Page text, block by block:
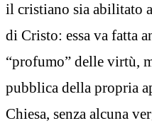
il cristiano sia abilitato
di Cristo: essa va fatta
“profumo” delle virtù,
pubblica della propria
Chiesa, senza alcuna